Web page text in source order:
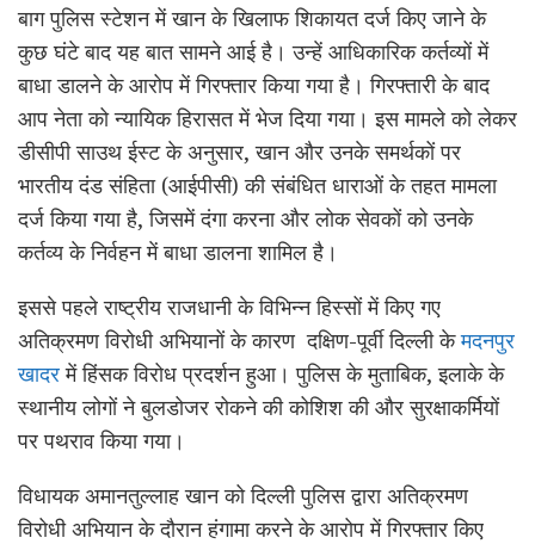
बाग पुलिस स्टेशन में खान के खिलाफ शिकायत दर्ज किए जाने के
कुछ घंटे बाद यह बात सामने आई है। उन्हें आधिकारिक कर्तव्यों में
बाधा डालने के आरोप में गिरफ्तार किया गया है। गिरफ्तारी के बाद
आप नेता को न्यायिक हिरासत में भेज दिया गया। इस मामले को लेकर
डीसीपी साउथ ईस्ट के अनुसार, खान और उनके समर्थकों पर
भारतीय दंड संहिता (आईपीसी) की संबंधित धाराओं के तहत मामला
दर्ज किया गया है, जिसमें दंगा करना और लोक सेवकों को उनके
कर्तव्य के निर्वहन में बाधा डालना शामिल है।
इससे पहले राष्ट्रीय राजधानी के विभिन्न हिस्सों में किए गए
अतिक्रमण विरोधी अभियानों के कारण दक्षिण-पूर्वी दिल्ली केमदनपुर
खादरमें हिंसक विरोध प्रदर्शन हुआ। पुलिस के मुताबिक, इलाके के
स्थानीय लोगों ने बुलडोजर रोकने की कोशिश की और सुरक्षाकर्मियों
पर पथराव किया गया।
विधायक अमानतुल्लाह खान को दिल्ली पुलिस द्वारा अतिक्रमण
विरोधी अभियान के दौरान हंगामा करने के आरोप में गिरफ्तार किए